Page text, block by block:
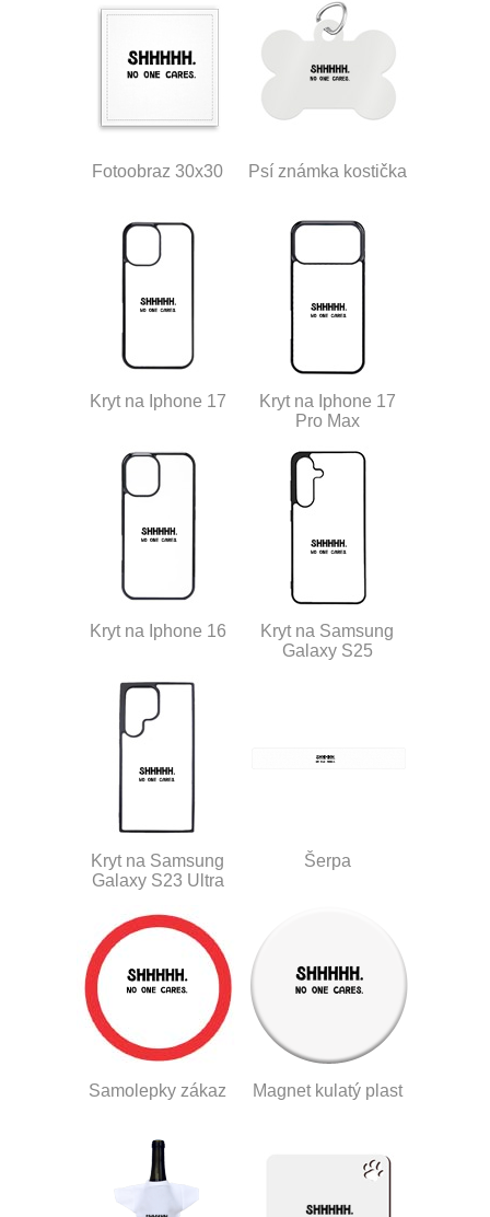
Fotoobraz 30x30 Psí známka kostička
Kryt na Iphone 17
Kryt na Iphone 17
Pro Max
Kryt na Iphone 16
Kryt na Samsung
Galaxy S25
Kryt na Samsung
Galaxy S23 Ultra
Šerpa
Samolepky zákaz Magnet kulatý plast